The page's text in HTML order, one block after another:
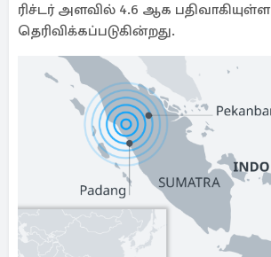
ரிச்டர் அளவில் 4.6 ஆக
தெரிவிக்கப்படுகின்றது.